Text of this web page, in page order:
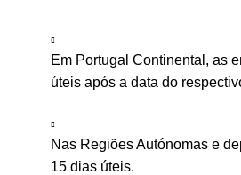
Em Portugal Continental, as
úteis após a data do
Nas Regiões Autónomas e
15 dias úteis.